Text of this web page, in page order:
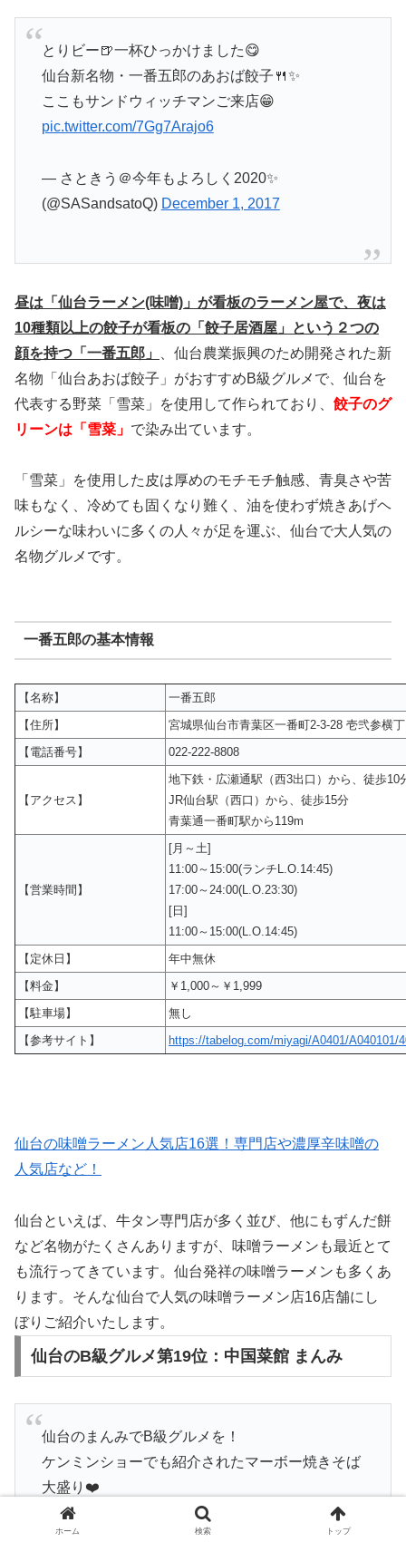
とりビー🍺一杯ひっかけました😋
仙台新名物・一番五郎のあおば餃子🍴✨
ここもサンドウィッチマンご来店😁
pic.twitter.com/7Gg7Arajo6
— さときう＠今年もよろしく2020✨
(@SASandsatoQ) December 1, 2017
昼は「仙台ラーメン(味噌)」が看板のラーメン屋で、夜は
10種類以上の餃子が看板の「餃子居酒屋」という２つの
顔を持つ「一番五郎」
、仙台農業振興のため開発された新
名物「仙台あおば餃子」がおすすめB級グルメで、仙台を
代表する野菜「雪菜」を使用して作られており、 餃子のグ
リーンは「雪菜」 で染み出ています。
「雪菜」を使用した皮は厚めのモチモチ触感、青臭さや苦
味もなく、冷めても固くなり難く、油を使わず焼きあげヘ
ルシーな味わいに多くの人々が足を運ぶ、仙台で大人気の
名物グルメです。
一番五郎の基本情報
【名称】
一番五郎
【住所】
宮城県仙台市青葉区一番町2-3-28 壱弐参横丁
【電話番号】
022-222-8808
【アクセス】
地下鉄・広瀬通駅（西3出口）から、徒歩10
JR仙台駅（西口）から、徒歩15分
青葉通一番町駅から119m
【営業時間】
[月～土]
11:00～15:00(ランチL.O.14:45)
17:00～24:00(L.O.23:30)
[日]
11:00～15:00(L.O.14:45)
【定休日】
年中無休
【料金】
￥1,000～￥1,999
【駐車場】
無し
【参考サイト】
https://tabelog.com/miyagi/A0401/A040101/
仙台の味噌ラーメン人気店16選！専門店や濃厚辛味噌の
人気店など！
仙台といえば、牛タン専門店が多く並び、他にもずんだ餅
など名物がたくさんありますが、味噌ラーメンも最近とて
も流行ってきています。仙台発祥の味噌ラーメンも多くあ
ります。そんな仙台で人気の味噌ラーメン店16店舗にし
ぼりご紹介いたします。
仙台のB級グルメ第19位：中国菜館 まんみ
仙台のまんみでB級グルメを！
ケンミンショーでも紹介されたマーボー焼きそば
大盛り❤️
ホーム 検索 トップ